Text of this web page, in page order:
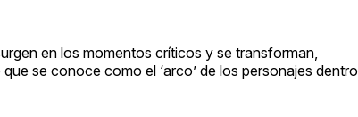
en los momentos críticos y se transforman,
se conoce como el ‘arco’ de los personajes dentro